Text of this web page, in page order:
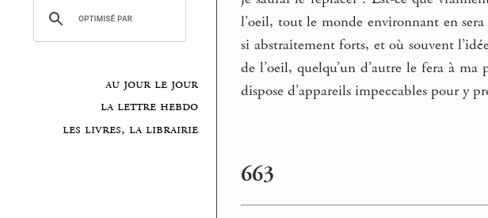
au jour le jour
la lettre hebdo
les livres, la librairie
l’oeil, tout le monde environnant en
si abstraitement forts, et où souvent
de l’oeil, quelqu’un d’autre le fera à
dispose d’appareils impeccables pour y
663